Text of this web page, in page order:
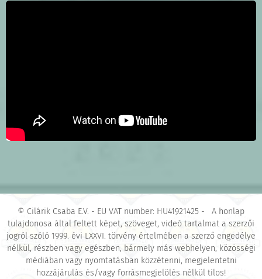
© Cilárik Csaba E.V. - EU VAT number: HU41921425 - A honlap
tulajdonosa által feltett képet, szöveget, videó tartalmat a szerzői
jogról szóló 1999. évi LXXVI. törvény értelmében a szerző engedélye
nélkül, részben vagy egészben, bármely más webhelyen, közösségi
médiában vagy nyomtatásban közzétenni, megjelentetni
hozzájárulás és/vagy forrásmegjelölés nélkül tilos!